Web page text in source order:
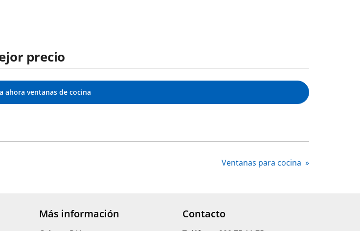
precio
ahora ventanas de cocina
Ventanas para cocina »
Más información Contacto